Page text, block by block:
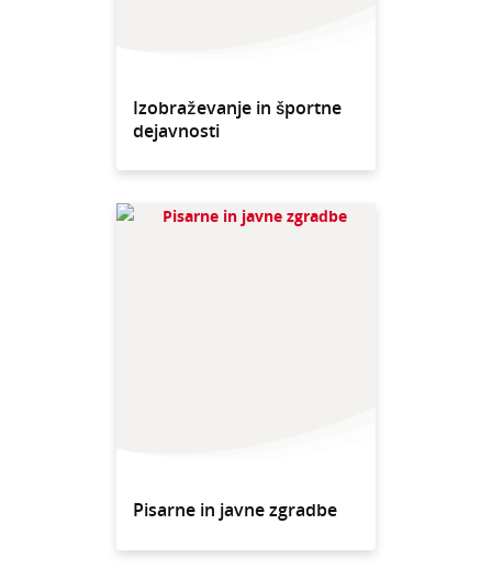
Izobraževanje in športne
dejavnosti
Pisarne in javne zgradbe